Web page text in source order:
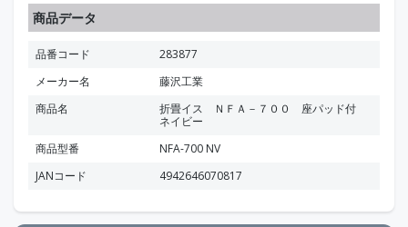
商品データ
品番コード
283877
メーカー名
藤沢工業
商品名
折畳イス ＮＦＡ－７００ 座パッド付
ネイビー
商品型番
NFA-700 NV
JANコード
4942646070817